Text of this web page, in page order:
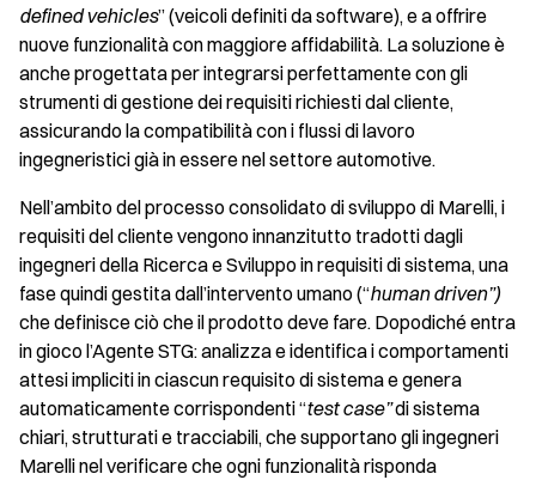
defined vehicles” (veicoli definiti da software), e a offrire
nuove funzionalità con maggiore affidabilità. La soluzione è
anche progettata per integrarsi perfettamente con gli
strumenti di gestione dei requisiti richiesti dal cliente,
assicurando la compatibilità con i flussi di lavoro
ingegneristici già in essere nel settore automotive.
Nell’ambito del processo consolidato di sviluppo di Marelli, i
requisiti del cliente vengono innanzitutto tradotti dagli
ingegneri della Ricerca e Sviluppo in requisiti di sistema, una
fase quindi gestita dall’intervento umano (“human driven”)
che definisce ciò che il prodotto deve fare. Dopodiché entra
in gioco l’Agente STG: analizza e identifica i comportamenti
attesi impliciti in ciascun requisito di sistema e genera
automaticamente corrispondenti “test case”di sistema
chiari, strutturati e tracciabili, che supportano gli ingegneri
Marelli nel verificare che ogni funzionalità risponda